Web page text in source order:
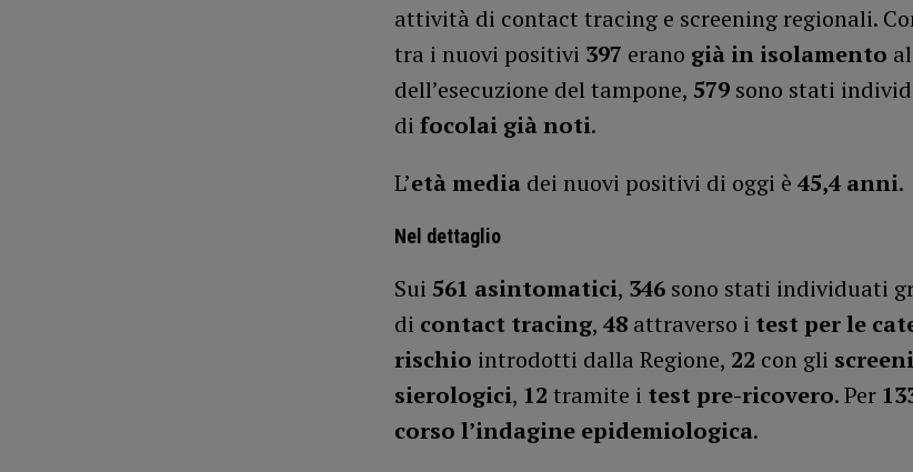
attività di contact tracing e screening regionali.
tra i nuovi positivi 397 erano già in isolamento
dell’esecuzione del tampone, 579sono stati
di focolai già noti.
L’età media dei nuovi positivi di oggi è 45,4 anni.
Nel dettaglio
Sui 561 asintomatici, 346sono stati individuati
di contact tracing, 48attraverso i test per le
rischio introdotti dalla Regione, 22 con gli
sierologici, 12 tramite i test pre-ricovero. Per
corso l’indagine epidemiologica.